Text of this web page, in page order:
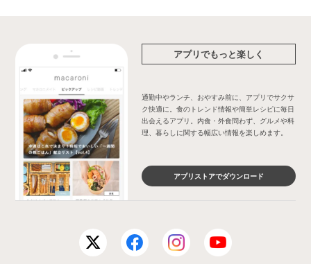
アプリでもっと楽しく
通勤中やランチ、おやすみ前に、アプリでサクサ
ク快適に。食のトレンド情報や簡単レシピに毎日
出会えるアプリ。内食・外食問わず、グルメや料
理、暮らしに関する幅広い情報を楽しめます。
アプリストアでダウンロード